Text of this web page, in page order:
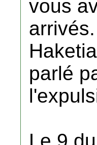
vous
arrivés.
parlé